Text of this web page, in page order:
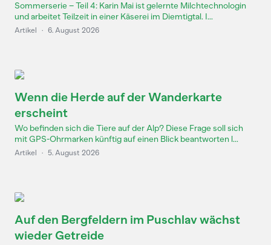
Sommerserie – Teil 4: Karin Mai ist gelernte Milchtechnologin
und arbeitet Teilzeit in einer Käserei im Diemtigtal. I...
Artikel · 6. August 2026
Wenn die Herde auf der Wanderkarte
erscheint
Wo befinden sich die Tiere auf der Alp? Diese Frage soll sich
mit GPS-Ohrmarken künftig auf einen Blick beantworten l...
Artikel · 5. August 2026
Auf den Bergfeldern im Puschlav wächst
wieder Getreide